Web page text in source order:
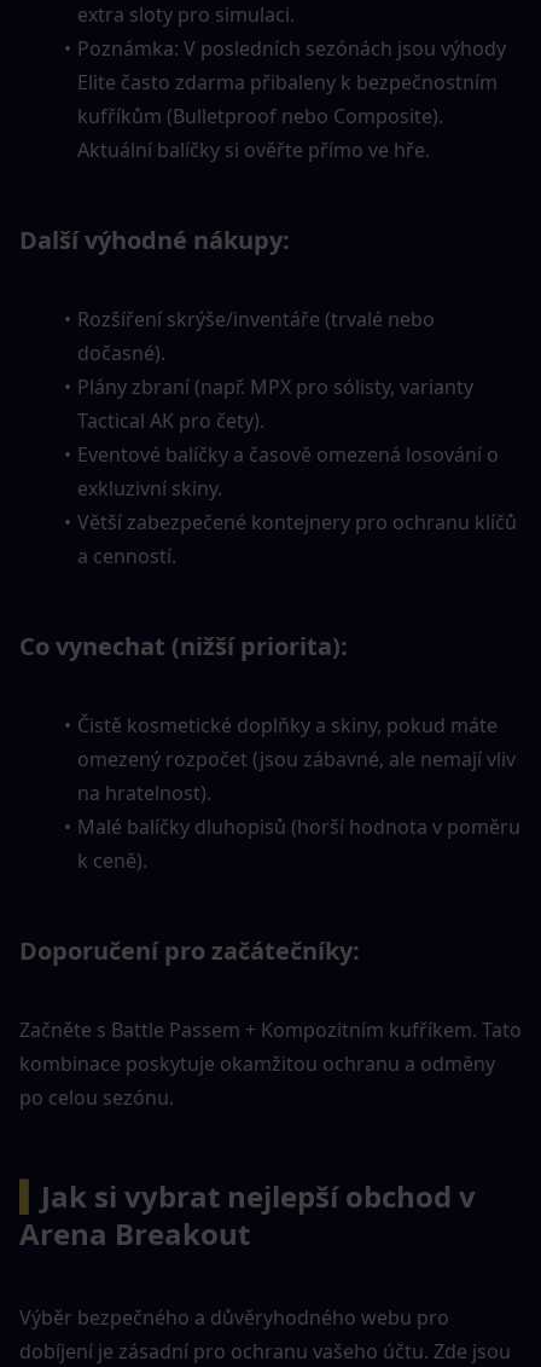
extra sloty pro simulaci.
Poznámka: V posledních sezónách jsou výhody
Elite často zdarma přibaleny k bezpečnostním
kufříkům (Bulletproof nebo Composite).
Aktuální balíčky si ověřte přímo ve hře.
Další výhodné nákupy:
Rozšíření skrýše/inventáře (trvalé nebo
dočasné).
Plány zbraní (např. MPX pro sólisty, varianty
Tactical AK pro čety).
Eventové balíčky a časově omezená losování o
exkluzivní skiny.
Větší zabezpečené kontejnery pro ochranu klíčů
a cenností.
Co vynechat (nižší priorita):
Čistě kosmetické doplňky a skiny, pokud máte
omezený rozpočet (jsou zábavné, ale nemají vliv
na hratelnost).
Malé balíčky dluhopisů (horší hodnota v poměru
k ceně).
Doporučení pro začátečníky:
Začněte s Battle Passem + Kompozitním kufříkem. Tato
kombinace poskytuje okamžitou ochranu a odměny
po celou sezónu.
Jak si vybrat nejlepší obchod v
Arena Breakout
Výběr bezpečného a důvěryhodného webu pro
dobíjení je zásadní pro ochranu vašeho účtu. Zde jsou